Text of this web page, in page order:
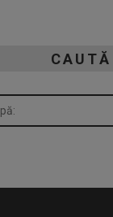
CAUTĂ